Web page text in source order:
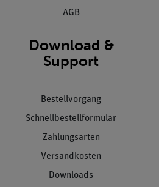
AGB
Download &
Support
Bestellvorgang
Schnellbestellformular
Zahlungsarten
Versandkosten
Downloads